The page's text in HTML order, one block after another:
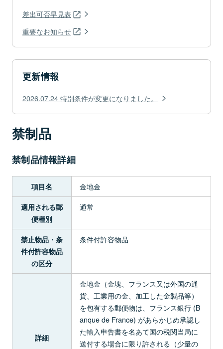
差出可否早見表
重要なお知らせ
更新情報
2026.07.24 特別条件が変更になりました。
禁制品
禁制品情報詳細
項目名 金地金
適用される郵
便種別
通常
禁止物品・条
件付許容物品
の区分
条件付許容物品
詳細
金地金（金塊、フランス又は外国の通
貨、工業用の金、加工した金製品等）
を包有する郵便物は、フランス銀行 (B
anque de France) があらかじめ承認し
た輸入申告書を名あて国の税関当局に
送付する場合に限り許される（少量の